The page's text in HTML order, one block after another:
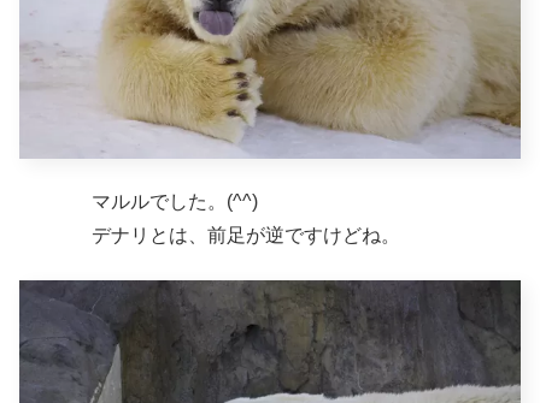
マルルでした。(^^)
デナリとは、前足が逆ですけどね。